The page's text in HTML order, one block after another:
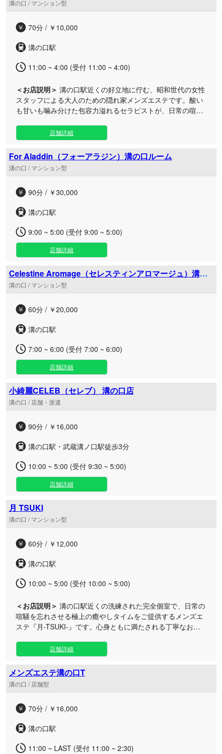
溝の口 / マンション型
70分 / ￥10,000
溝の口駅
11:00 ~ 4:00 (受付 11:00 ~ 4:00)
＜お店説明＞ 溝の口駅近くの好立地に佇む、昭和世代の女性
スタッフによる大人のための隠れ家メンズエステです。酸い
も甘いも噛み分けた包容力溢れるセラピストが、日常の喧騒
れた都会の利便性と落ち着いた雰囲気が同居する溝の口エリ
アで、まさに大人が最後に辿り着く「終着駅」のような心地
よさを追求しました。 「気取らずに、いつでも贅沢な時間を
過ごしてほしい」という想いから、日常に寄り添う“普段使
い”のしやすさを大切にしています。おもてなしの心を行き届
る贅沢なひとときを心ゆくまでご堪能ください。
店舗詳細
For Aladdin（フォーアラジン）溝の口ルーム
溝の口 / マンション型
90分 / ￥30,000
溝の口駅
9:00 ~ 5:00 (受付 9:00 ~ 5:00)
店舗詳細
Celestine Aromage（セレスティンアロマージュ）溝の
口
溝の口 / マンション型
60分 / ￥20,000
溝の口駅
7:00 ~ 6:00 (受付 7:00 ~ 6:00)
店舗詳細
小綺麗CELEB（セレブ） 溝の口店
溝の口 / 店舗・派遣
90分 / ￥16,000
溝の口駅・武蔵溝ノ口駅徒歩3分
10:00 ~ 5:00 (受付 9:30 ~ 5:00)
店舗詳細
月 TSUKI
溝の口 / マンション型
60分 / ￥12,000
溝の口駅
10:00 ~ 5:00 (受付 10:00 ~ 5:00)
＜お店説明＞ 溝の口駅近くの洗練された完全個室で、日常の
喧騒を忘れさせる極上の癒やしタイムをご提供するメンズエ
ステ『月-TSUKI-』です。心身ともに満たされる丁寧なおも
かりと包み込みます。 お仕事帰りのビジネスマンの方や日常
を離れて静かに癒やされたい大人の方に最適なプライベート
空間をご用意。落ち着いた雰囲気の隠れ家風ルームで、心づ
くしのオールハンド施術による上質なマッサージをご堪能い
ただけます。お仕事帰りの遅い時間やお出かけの合間のリフ
沢なひとときをお過ごしください。
店舗詳細
メンズエステ溝の口T
溝の口 / 店舗型
70分 / ￥16,000
溝の口駅
11:00 ~ LAST (受付 11:00 ~ 2:30)